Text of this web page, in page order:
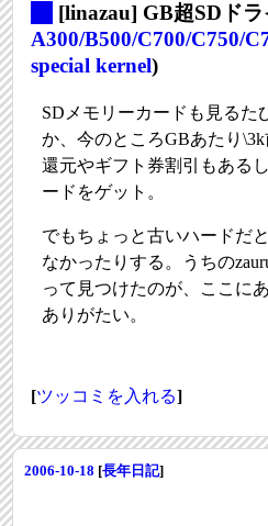
[linazau] GB超SDドラ
A300/B500/C700/C750/
special kernel)
SDメモリーカードも見るた
か、今のところGBあたり
還元やギフト券割引もある
ードをゲット。
でもちょっと古いハードだ
なかったりする。うちの
って見つけたのが、ここに
ありがたい。
[ツッコミを入れる]
2006-10-18 [長年日記]